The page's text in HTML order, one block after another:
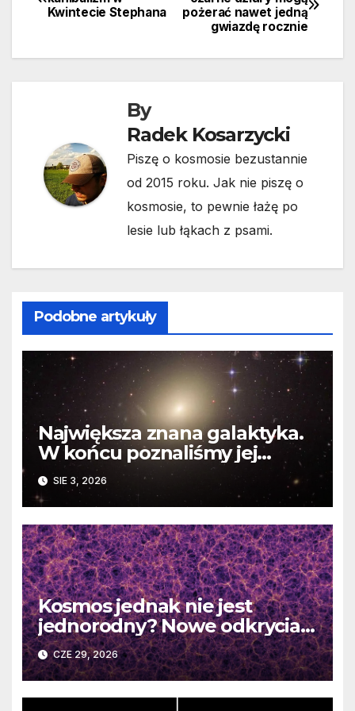
wpisu
pożerać nawet jedną
gwiazdę rocznie
Kwintecie Stephana
By
Radek Kosarzycki
Piszę o kosmosie bezustannie
od 2015 roku. Jak nie piszę o
kosmosie, to pewnie łażę po
lesie lub łąkach z psami.
Podobne artykuły
Największa znana galaktyka.
W końcu poznaliśmy jej
faktyczne wymiary
SIE 3, 2026
Kosmos jednak nie jest
jednorodny? Nowe odkrycia
DESI burzą fundamentalne
zasady kosmologii
CZE 29, 2026